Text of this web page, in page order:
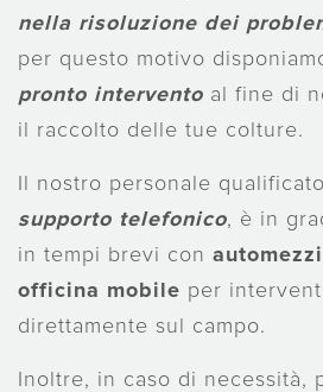
nella risoluzione dei
per questo motivo
pronto intervento al fine di
il raccolto delle tue colture.
Il nostro personale
supporto telefonico, è in
in tempi brevi con
officina mobile per
direttamente sul campo.
Inoltre, in caso di necessità,